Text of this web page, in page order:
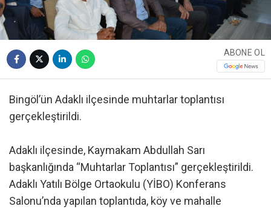
ABONE OL
Bingöl’ün Adaklı ilçesinde muhtarlar toplantısı
gerçekleştirildi.
Adaklı ilçesinde, Kaymakam Abdullah Sarı
başkanlığında “Muhtarlar Toplantısı” gerçekleştirildi.
Adaklı Yatılı Bölge Ortaokulu (YİBO) Konferans
Salonu’nda yapılan toplantıda, köy ve mahalle